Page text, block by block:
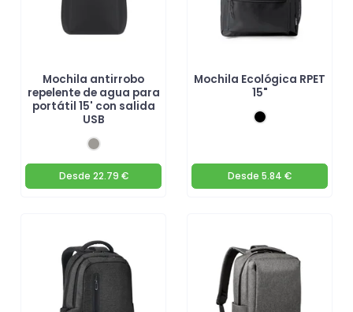
Mochila antirrobo
repelente de agua para
portátil 15' con salida
USB
Desde 22.79 €
Mochila Ecológica RPET
15"
Desde 5.84 €